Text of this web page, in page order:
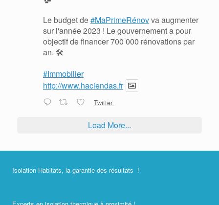
Le budget de#MaPrimeRénovva augmenter
sur l'année 2023 ! Le gouvernement a pour
objectif de financer 700 000 rénovations par
an. 🛠
#Immobilier
http://www.haciendas.fr
Twitter
Load More...
Isolation Habitats, la garantie des résultats !